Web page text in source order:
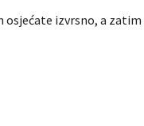
izvrsno, a zatim